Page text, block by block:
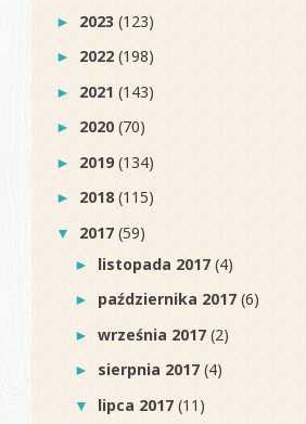
► 2023(123)
► 2022(198)
► 2021(143)
► 2020(70)
► 2019(134)
► 2018(115)
▼ 2017(59)
► listopada 2017(4)
► października 2017(6)
►września 2017(2)
► sierpnia 2017(4)
▼ lipca 2017(11)